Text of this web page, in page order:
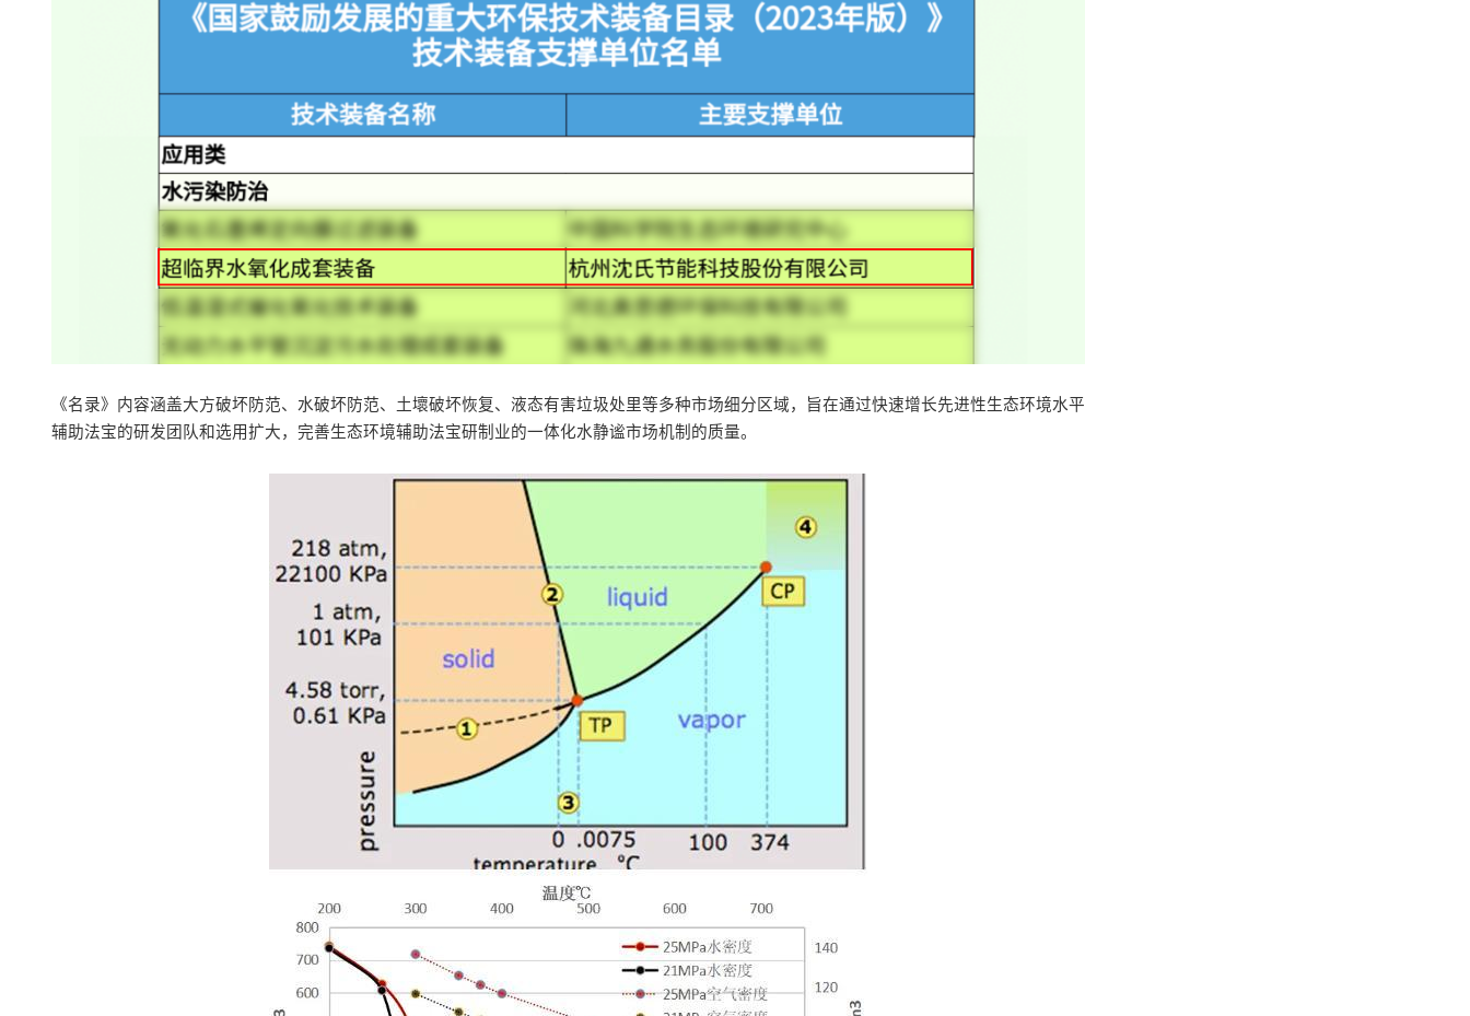
《名录》内容涵盖大方破坏防范、水破坏防范、土壞破坏恢复、液态有害垃圾处里等多种市场细分区域，旨在通过快速增长先进性生态环境水平
辅助法宝的研发团队和选用扩大，完善生态环境辅助法宝研制业的一体化水静谧市场机制的质量。